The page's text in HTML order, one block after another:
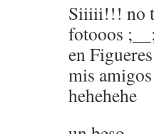
Siiiii!!! no
fotooos
en
mis
hehehehe